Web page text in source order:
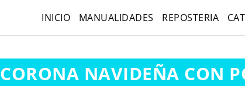
INICIO MANUALIDADES REPOSTERIA
CORONA NAVIDEÑA CON